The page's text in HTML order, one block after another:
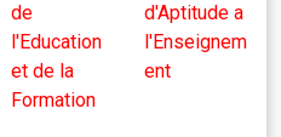
de
l'Education
et de la
Formation
d'Aptitude a
l'Enseignem
ent